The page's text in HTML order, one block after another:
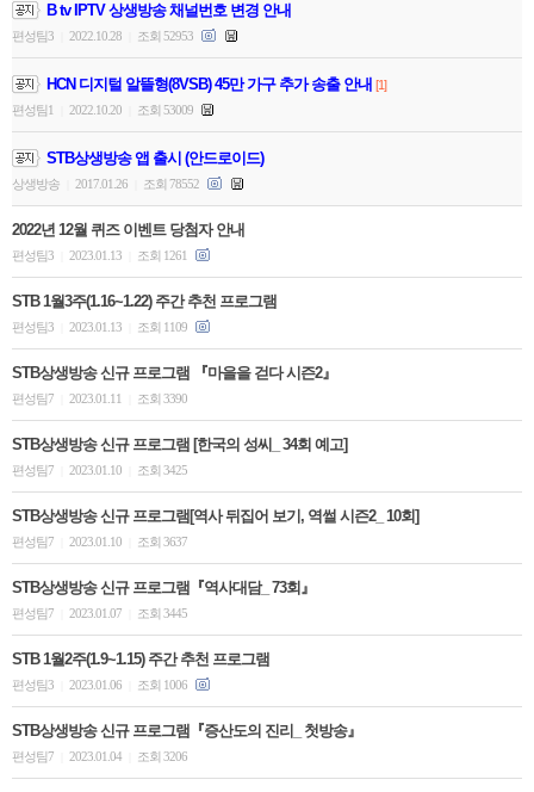
B tv IPTV 상생방송 채널번호 변경 안내
편성팀3 2022.10.28 조회 52953
HCN 디지털 알뜰형(8VSB) 45만 가구 추가 송출 안내 [1]
편성팀1
2022.10.20 조회 53009
STB상생방송 앱 출시 (안드로이드)
상생방송 2017.01.26 조회 78552
2022년 12월 퀴즈 이벤트 당첨자 안내
편성팀3 2023.01.13 조회 1261
STB 1월3주(1.16~1.22) 주간 추천 프로그램
편성팀3 2023.01.13 조회 1109
STB상생방송 신규 프로그램 『마을을 걷다 시즌2』
편성팀7 2023.01.11 조회 3390
STB상생방송 신규 프로그램 [한국의 성씨_ 34회 예고]
편성팀7 2023.01.10 조회 3425
STB상생방송 신규 프로그램[역사 뒤집어 보기, 역썰 시즌2_ 10회]
편성팀7 2023.01.10 조회 3637
STB상생방송 신규 프로그램『역사대담_ 73회』
편성팀7 2023.01.07 조회 3445
STB 1월2주(1.9~1.15) 주간 추천 프로그램
편성팀3 2023.01.06 조회 1006
STB상생방송 신규 프로그램『증산도의 진리_ 첫방송』
편성팀7 2023.01.04 조회 3206